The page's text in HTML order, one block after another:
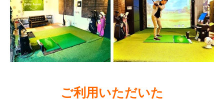
ご利用いただいた